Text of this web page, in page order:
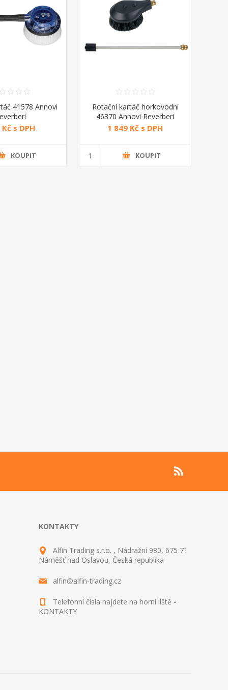
41578 Annovi
s DPH
KOUPIT
Rotační kartáč horkovodní
46370 Annovi Reverberi
1 849 Kč s DPH
KOUPIT
KONTAKTY
Alfin Trading s.r.o. , Nádražní 980, 675 71
Náměšť nad Oslavou, Česká republika
alfin@alfin-trading.cz
Telefonní čísla najdete na horní liště -
KONTAKTY